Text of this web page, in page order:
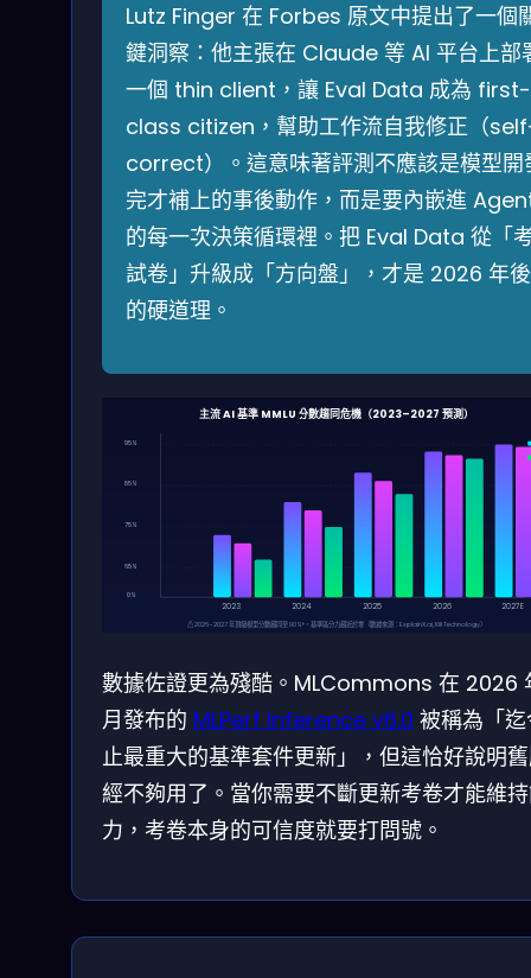
Lutz Finger 在 Forbes 原文中提出了一個
鍵洞察：他主張在 Claude 等 AI 平台上部
一個 thin client，讓 Eval Data 成為 first-
class citizen，幫助工作流自我修正（
correct）。這意味著評測不應該是模型開
完才補上的事後動作，而是要內嵌進
的每一次決策循環裡。把 Eval Data 從「
試卷」升級成「方向盤」，才是 2026 年後
的硬道理。
主流 AI 基準 MMLU 分數趨同危機（2023–2027 預測）
95%
85%
75%
65%
0%
2023 2024 2025 2026 2027E
⚠ 2026–2027 年頂級模型分數趨同至 90%+，基準區分力趨近於零（數據來源：ExplainX.ai, Kili Technology）
數據佐證更為殘酷。MLCommons 在 2026
月發布的 MLPerf Inference v6.0 被稱為「
止最重大的基準套件更新」，但這恰好說明
經不夠用了。當你需要不斷更新考卷才能維
力，考卷本身的可信度就要打問號。